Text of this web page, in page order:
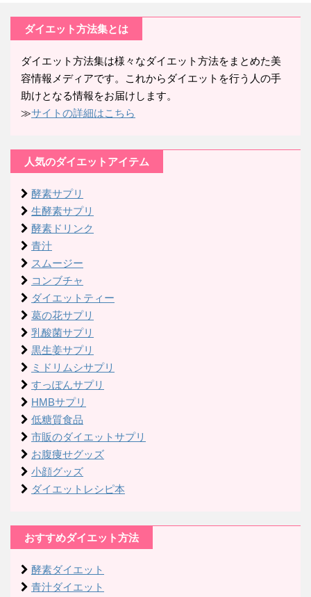
ダイエット方法集とは
ダイエット方法集は様々なダイエット方法をまとめた美
容情報メディアです。これからダイエットを行う人の手
助けとなる情報をお届けします。
≫サイトの詳細はこちら
人気のダイエットアイテム
酵素サプリ
生酵素サプリ
酵素ドリンク
青汁
スムージー
コンブチャ
ダイエットティー
葛の花サプリ
乳酸菌サプリ
黒生姜サプリ
ミドリムシサプリ
すっぽんサプリ
HMBサプリ
低糖質食品
市販のダイエットサプリ
お腹痩せグッズ
小顔グッズ
ダイエットレシピ本
おすすめダイエット方法
酵素ダイエット
青汁ダイエット